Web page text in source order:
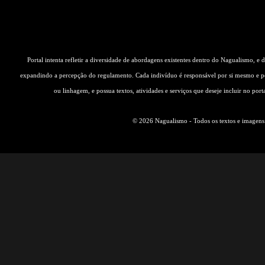
Portal intenta refletir a diversidade de abordagens existentes dentro do Nagualismo, e
expandindo a percepção do regulamento. Cada indivíduo é responsável por si mesmo
ou linhagem, e possua textos, atividades e serviços que deseje incluir no
© 2026 Nagualismo - Todos os textos e